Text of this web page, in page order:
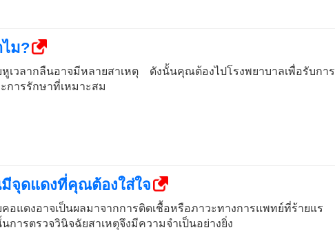
ม?
หูเวลากลืนอาจมีหลายสาเหตุ ดังนั้นคุณต้องไปโรงพยาบาลเพื่อรับการ
การรักษาที่เหมาะสม
จุดแดงที่คุณต้องใส่ใจ
คอแดงอาจเป็นผลมาจากการติดเชื้อหรือภาวะทางการแพทย์ที่ร้ายแร
การตรวจวินิจฉัยสาเหตุจึงมีความจำเป็นอย่างยิ่ง